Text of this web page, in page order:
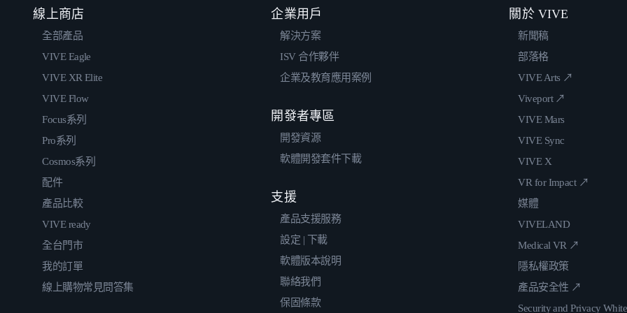
線上商店
全部產品
VIVE Eagle
VIVE XR Elite
VIVE Flow
Focus系列
Pro系列
Cosmos系列
配件
產品比較
VIVE ready
全台門市
我的訂單
線上購物常見問答集
企業用戶
解決方案
ISV 合作夥伴
企業及教育應用案例
開發者專區
開發資源
軟體開發套件下載
支援
產品支援服務
設定 | 下載
軟體版本說明
聯絡我們
保固條款
關於 VIVE
新聞稿
部落格
VIVE Arts ↗
Viveport ↗
VIVE Mars
VIVE Sync
VIVE X
VR for Impact ↗
媒體
VIVELAND
Medical VR ↗
隱私權政策
產品安全性 ↗
Security and Privacy